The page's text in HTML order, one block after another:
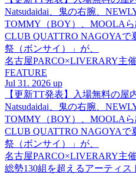
Natsudaidai、鬼の右腕、
TOMMY（BOY）、MOOLAら
CLUB QUATTRO NAGOYAで
祭（ボンサイ）」が、
名古屋PARCO×LIVERARY主
FEATURE
Jul 31. 2026 up
【更新TT発表】入場無料の屋
Natsudaidai、鬼の右腕、
TOMMY（BOY）、MOOLAら
CLUB QUATTRO NAGOYAで
祭（ボンサイ）」が、
名古屋PARCO×LIVERARY主
総勢130組を超えるアーティ